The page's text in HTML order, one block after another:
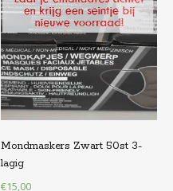
Mondmaskers Zwart 50st 3-
lagig
€15,00